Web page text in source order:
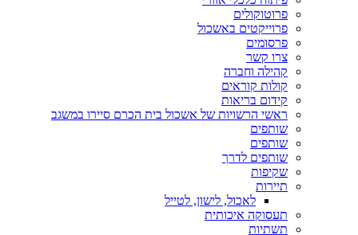
פרוטוקולים
פרוייקטים באשכול
פרסומים
צרו קשר
קהילה וחברה
קולות קוראים
קידום בריאות
ראשי הרשויות של אשכול בית הכרם סיירו במשגב
שותפים
שותפים
שותפים לדרך
שקיפות
תיירות
לאכול, לישון, לטייל
תעסוקה איכותית
תשתיות